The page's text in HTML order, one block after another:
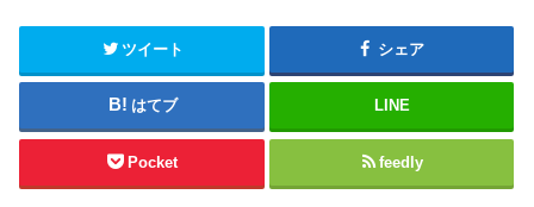
ツイート シェア
はてブ LINE
Pocket feedly